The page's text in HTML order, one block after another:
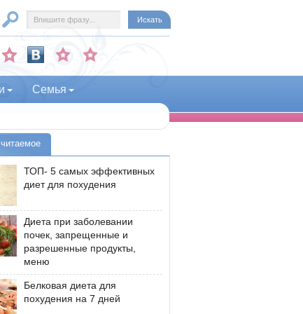
Семья
ТОП- 5 самых эффективных
диет для похудения
Диета при заболевании
почек, запрещенные и
разрешенные продукты,
меню
Белковая диета для
похудения на 7 дней